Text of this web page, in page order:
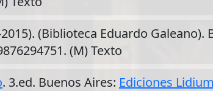
(Biblioteca Eduardo Galeano).
(M) Texto
. 3.ed. Buenos Aires: Ediciones Lidium